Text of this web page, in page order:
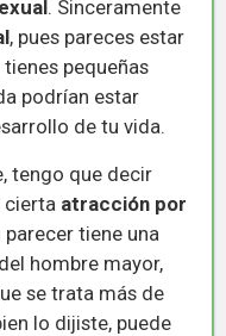
. Sinceramente
, pues pareces estar
pequeñas
podrían estar
de tu vida.
tengo que decir
cierta atracción por
parecer tiene una
hombre mayor,
se trata más de
lo dijiste, puede